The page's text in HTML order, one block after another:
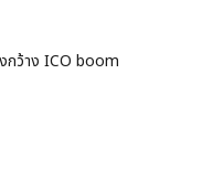
กว้าง ICO boom